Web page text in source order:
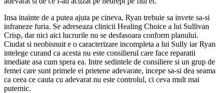
Insa inainte de a putea ajuta pe cineva, Ryan trebuie sa invete sa-si
infraneze furia. Se adreseaza clinicii Healing Choice a lui Sullivan
Crisp, dar nici aici lucrurile nu se desfasoara conform planului.
Ciudat si neobisnuit e o caracterizare incompleta a lui Sully iar Ryan
intelege curand ca acesta nu este consilierul care face reparatii
imediate asa cum spera ea. Intre sedintele de consiliere si un grup de
femei care sunt primele ei prietene adevarate, incepe sa-si dea seama
ca ceea ce cauta cu adevarat nu este controlul, ci ceva mult mai
puternic.